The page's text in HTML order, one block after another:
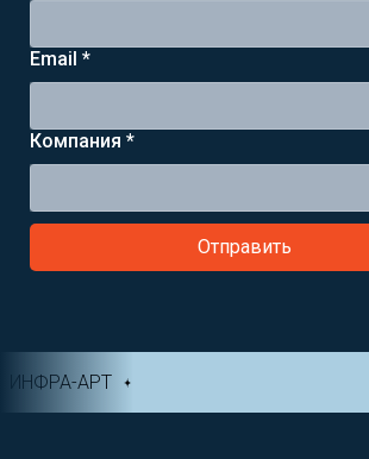
ИНФРА-АРТ
Email *
Компания *
Отправить